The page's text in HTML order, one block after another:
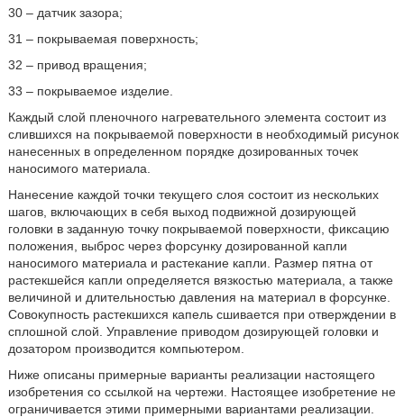
30 – датчик зазора;
31 – покрываемая поверхность;
32 – привод вращения;
33 – покрываемое изделие.
Каждый слой пленочного нагревательного элемента состоит из
слившихся на покрываемой поверхности в необходимый рисунок
нанесенных в определенном порядке дозированных точек
наносимого материала.
Нанесение каждой точки текущего слоя состоит из нескольких
шагов, включающих в себя выход подвижной дозирующей
головки в заданную точку покрываемой поверхности, фиксацию
положения, выброс через форсунку дозированной капли
наносимого материала и растекание капли. Размер пятна от
растекшейся капли определяется вязкостью материала, а также
величиной и длительностью давления на материал в форсунке.
Совокупность растекшихся капель сшивается при отверждении в
сплошной слой. Управление приводом дозирующей головки и
дозатором производится компьютером.
Ниже описаны примерные варианты реализации настоящего
изобретения со ссылкой на чертежи. Настоящее изобретение не
ограничивается этими примерными вариантами реализации.